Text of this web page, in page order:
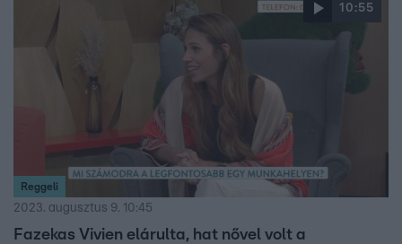
10:55
Reggeli
2023. augusztus 9. 10:45
Fazekas Vivien elárulta, hat nővel volt a